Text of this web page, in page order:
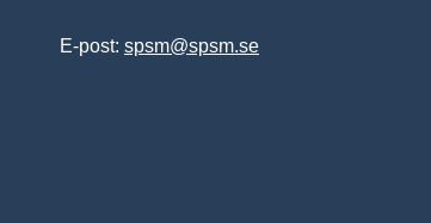
E-post: spsm@spsm.se